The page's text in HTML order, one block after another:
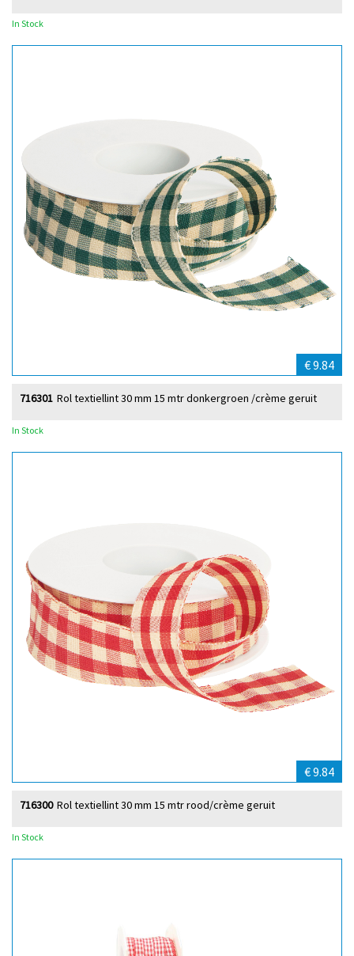
In Stock
€ 9.84
Rol textiellint 30 mm 15 mtr donkergroen /crème geruit
716301
In Stock
€ 9.84
Rol textiellint 30 mm 15 mtr rood/crème geruit
716300
In Stock